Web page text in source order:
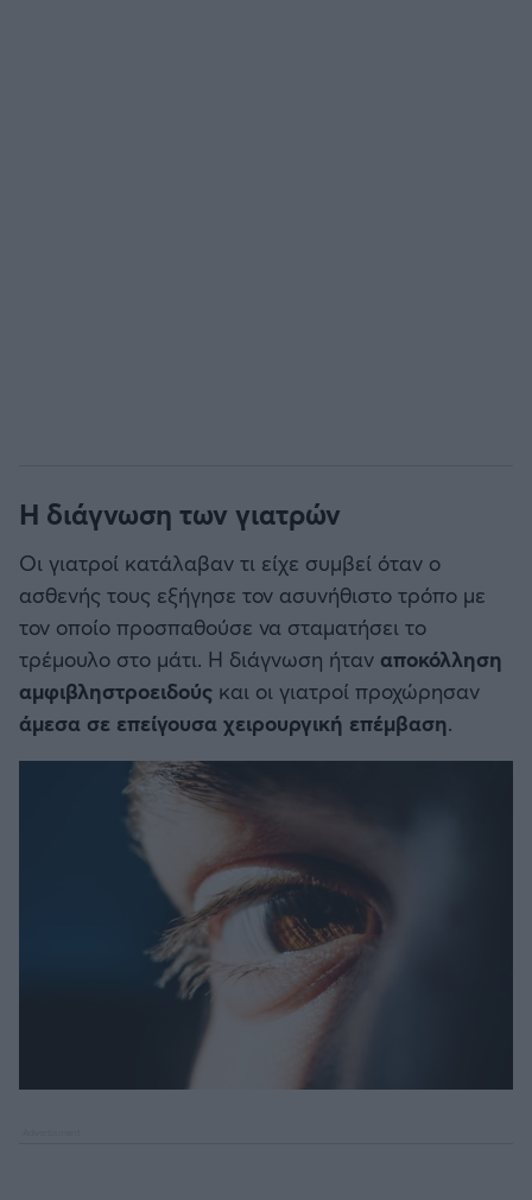
Η διάγνωση των γιατρών
Οι γιατροί κατάλαβαν τι είχε συμβεί όταν ο
ασθενής τους εξήγησε τον ασυνήθιστο τρόπο με
τον οποίο προσπαθούσε να σταματήσει το
τρέμουλο στο μάτι. Η διάγνωση ήταν αποκόλληση
αμφιβληστροειδούς και οι γιατροί προχώρησαν
άμεσα σε επείγουσα χειρουργική επέμβαση.